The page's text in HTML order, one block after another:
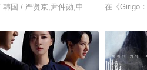
平民”而感到烦恼，与一位身为王
韩国 / 严贤京,尹仲勋,申正允,尹多英,金惠
在《Girigo